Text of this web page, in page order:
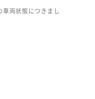
両状態につきまし